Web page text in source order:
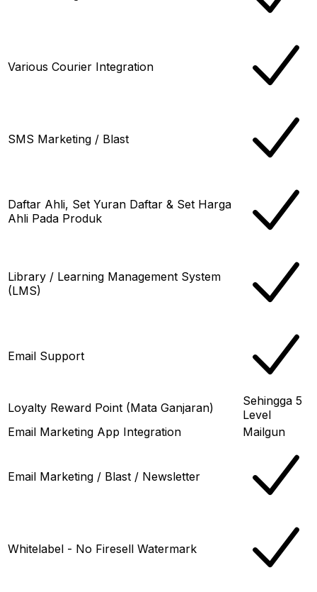
Various Courier Integration
SMS Marketing / Blast
Daftar Ahli, Set Yuran Daftar & Set Harga
Ahli Pada Produk
Library / Learning Management System
(LMS)
Email Support
Loyalty Reward Point (Mata Ganjaran)
Sehingga 5
Level
Email Marketing App Integration
Mailgun
Email Marketing / Blast / Newsletter
Whitelabel - No Firesell Watermark